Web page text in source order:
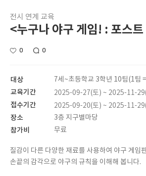
전시 연계 교육
<누구나 야구 게임! : 포스
0 0
대상 7세~초등학교 3학년 10팀(1팀
교육기간 2025-09-27(토) ~ 2025-11-
접수기간 2025-09-20(토) ~ 2025-11-
장소 3층 지구별마당
참가비 무료
질감이 다른 다양한 재료를 사용하여 야구 게임
손끝의 감각으로 야구의 규칙을 이해해 봅니다.